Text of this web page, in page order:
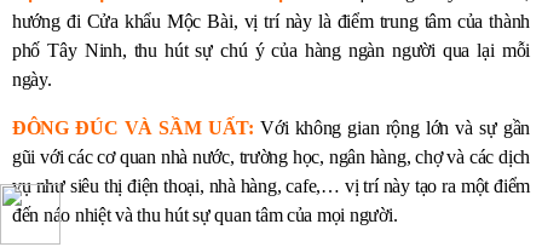
hướng đi Cửa khẩu Mộc Bài, vị trí này là điểm trung tâm của thành
phố Tây Ninh, thu hút sự chú ý của hàng ngàn người qua lại mỗi
ngày.
ĐÔNG ĐÚC VÀ SẦM UẤT: Với không gian rộng lớn và sự gần
gũi với các cơ quan nhà nước, trường học, ngân hàng, chợ và các dịch
vụ như siêu thị điện thoại, nhà hàng, cafe,… vị trí này tạo ra một điểm
đến náo nhiệt và thu hút sự quan tâm của mọi người.